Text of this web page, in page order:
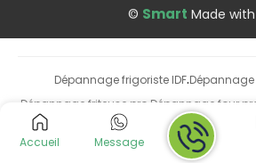
© Smart Made
Accueil Message
Dépannage frigoriste IDF·
Dépannage friteuse pro Dépannage four
Installation